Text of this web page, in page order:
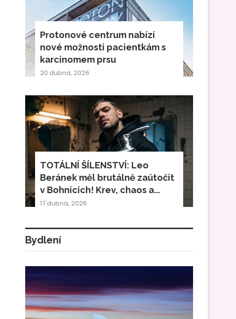
Protonové centrum nabízí
nové možnosti pacientkám s
karcinomem prsu
20 dubna, 2026
TOTÁLNÍ ŠÍLENSTVÍ: Leo
Beránek měl brutálně zaútočit
v Bohnicích! Krev, chaos a...
17 dubna, 2026
Bydlení